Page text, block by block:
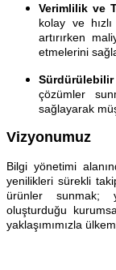
Verimlilik ve
kolay ve
artırırken
etmelerini
çözümler
sağlayarak
Vizyonumuz
Bilgi yönetimi
yenilikleri sürekli
ürünler sunmak;
oluşturduğu
yaklaşımımızla